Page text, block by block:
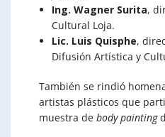
Ing. Wagner Surita,
Cultural Loja.
Lic. Luis Quisphe,
Difusión Artística y
También se rindió
artistas plásticos que
muestra de body painting